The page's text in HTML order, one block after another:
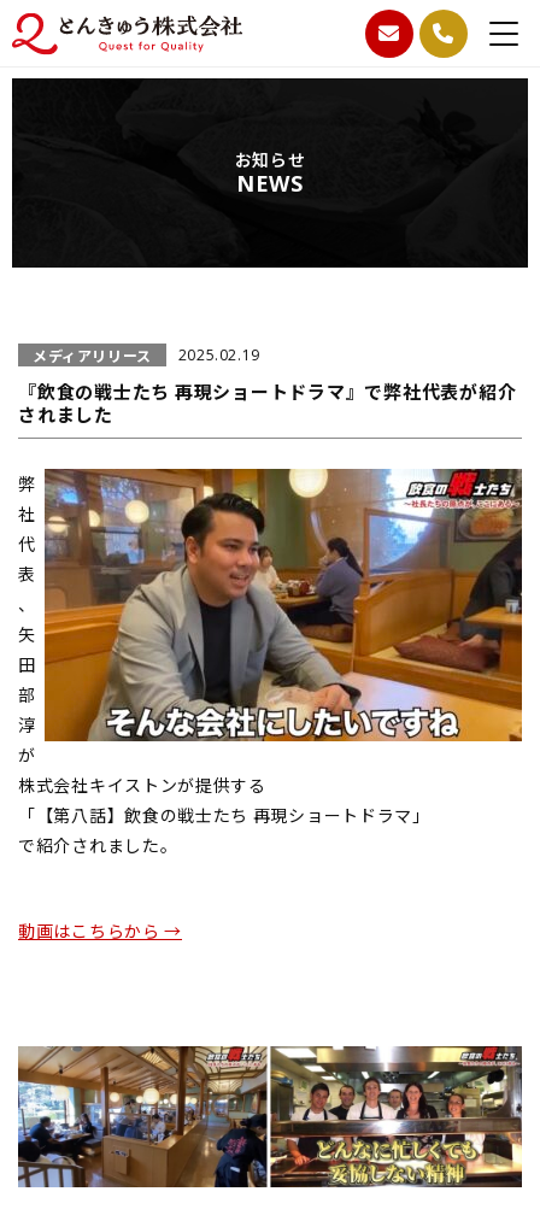
お知らせ
NEWS
メディアリリース 2025.02.19
『飲食の戦士たち 再現ショートドラマ』で弊社代表が紹介
されました
弊
社
代
表
、
矢
田
部
淳
が
株式会社キイストンが提供する
「【第八話】飲食の戦士たち 再現ショートドラマ」
で紹介されました。
動画はこちらから →